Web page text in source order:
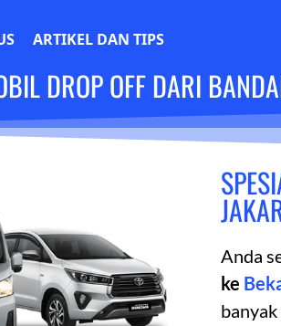
ARTIKEL DAN TIPS
DROP OFF DARI
Anda
ke